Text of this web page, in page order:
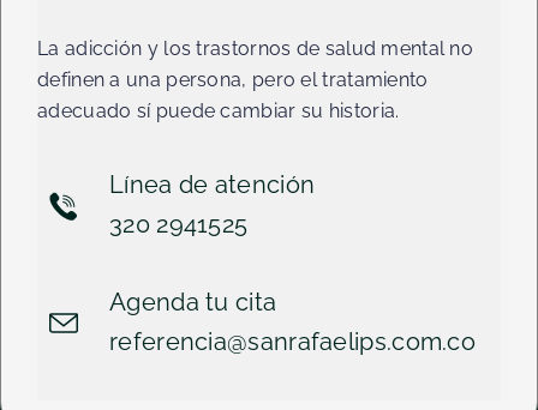
La adicción y los trastornos de salud mental no
definen a una persona, pero el tratamiento
adecuado sí puede cambiar su historia.
Línea de atención
320 2941525
Agenda tu cita
referencia@sanrafaelips.com.co